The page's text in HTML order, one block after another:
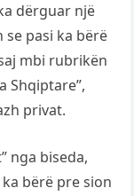
dërguar një
se pasi ka bërë
mbi rubrikën
Shqiptare”,
privat.
nga biseda,
bërë pre sion